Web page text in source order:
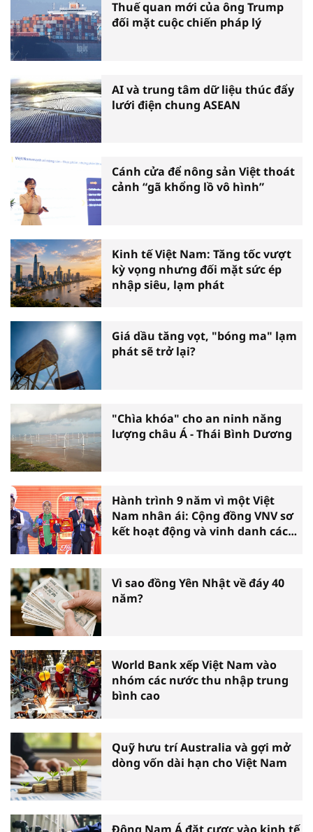
Thuế quan mới của ông Trump
đối mặt cuộc chiến pháp lý
AI và trung tâm dữ liệu thúc đẩy
lưới điện chung ASEAN
Cánh cửa để nông sản Việt thoát
cảnh “gã khổng lồ vô hình”
Kinh tế Việt Nam: Tăng tốc vượt
kỳ vọng nhưng đối mặt sức ép
nhập siêu, lạm phát
Giá dầu tăng vọt, "bóng ma" lạm
phát sẽ trở lại?
"Chìa khóa" cho an ninh năng
lượng châu Á - Thái Bình Dương
Hành trình 9 năm vì một Việt
Nam nhân ái: Cộng đồng VNV sơ
kết hoạt động và vinh danh các
Vì sao đồng Yên Nhật về đáy 40
năm?
World Bank xếp Việt Nam vào
nhóm các nước thu nhập trung
bình cao
Quỹ hưu trí Australia và gợi mở
dòng vốn dài hạn cho Việt Nam